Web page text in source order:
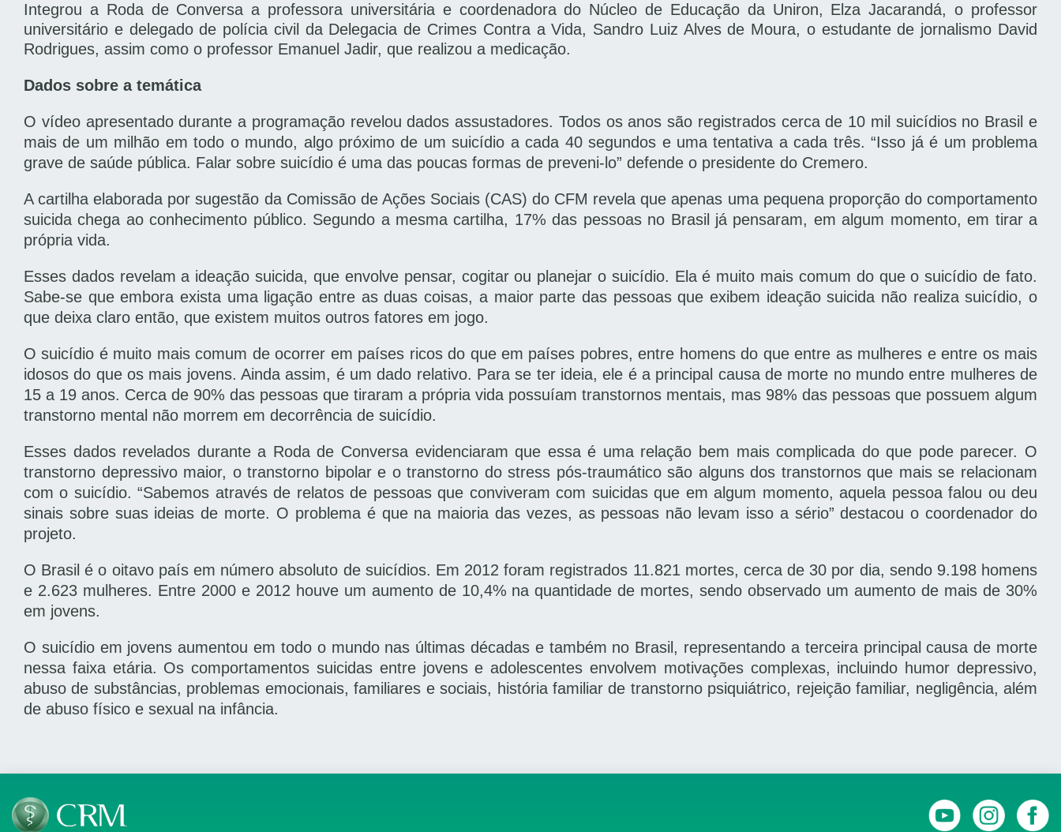
Integrou a Roda de Conversa a professora universitária e coordenadora do Núcleo de Educação da Uniron, Elza Jacarandá, o professor
universitário e delegado de polícia civil da Delegacia de Crimes Contra a Vida, Sandro Luiz Alves de Moura, o estudante de jornalismo David
Rodrigues, assim como o professor Emanuel Jadir, que realizou a medicação.
Dados sobre a temática
O vídeo apresentado durante a programação revelou dados assustadores. Todos os anos são registrados cerca de 10 mil suicídios no Brasil e
mais de um milhão em todo o mundo, algo próximo de um suicídio a cada 40 segundos e uma tentativa a cada três. “Isso já é um problema
grave de saúde pública. Falar sobre suicídio é uma das poucas formas de preveni-lo” defende o presidente do Cremero.
A cartilha elaborada por sugestão da Comissão de Ações Sociais (CAS) do CFM revela que apenas uma pequena proporção do comportamento
suicida chega ao conhecimento público. Segundo a mesma cartilha, 17% das pessoas no Brasil já pensaram, em algum momento, em tirar a
própria vida.
Esses dados revelam a ideação suicida, que envolve pensar, cogitar ou planejar o suicídio. Ela é muito mais comum do que o suicídio de fato.
Sabe-se que embora exista uma ligação entre as duas coisas, a maior parte das pessoas que exibem ideação suicida não realiza suicídio, o
que deixa claro então, que existem muitos outros fatores em jogo.
O suicídio é muito mais comum de ocorrer em países ricos do que em países pobres, entre homens do que entre as mulheres e entre os mais
idosos do que os mais jovens. Ainda assim, é um dado relativo. Para se ter ideia, ele é a principal causa de morte no mundo entre mulheres de
15 a 19 anos. Cerca de 90% das pessoas que tiraram a própria vida possuíam transtornos mentais, mas 98% das pessoas que possuem algum
transtorno mental não morrem em decorrência de suicídio.
Esses dados revelados durante a Roda de Conversa evidenciaram que essa é uma relação bem mais complicada do que pode parecer. O
transtorno depressivo maior, o transtorno bipolar e o transtorno do stress pós-traumático são alguns dos transtornos que mais se relacionam
com o suicídio. “Sabemos através de relatos de pessoas que conviveram com suicidas que em algum momento, aquela pessoa falou ou deu
sinais sobre suas ideias de morte. O problema é que na maioria das vezes, as pessoas não levam isso a sério” destacou o coordenador do
projeto.
O Brasil é o oitavo país em número absoluto de suicídios. Em 2012 foram registrados 11.821 mortes, cerca de 30 por dia, sendo 9.198 homens
e 2.623 mulheres. Entre 2000 e 2012 houve um aumento de 10,4% na quantidade de mortes, sendo observado um aumento de mais de 30%
em jovens.
O suicídio em jovens aumentou em todo o mundo nas últimas décadas e também no Brasil, representando a terceira principal causa de morte
nessa faixa etária. Os comportamentos suicidas entre jovens e adolescentes envolvem motivações complexas, incluindo humor depressivo,
abuso de substâncias, problemas emocionais, familiares e sociais, história familiar de transtorno psiquiátrico, rejeição familiar, negligência, além
de abuso físico e sexual na infância.